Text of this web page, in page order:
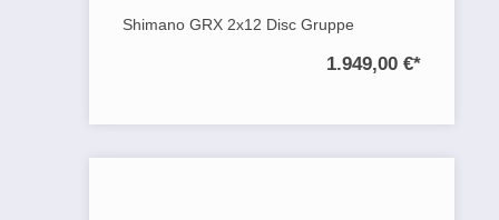
Shimano GRX 2x12 Disc Gruppe
1.949,00 €*